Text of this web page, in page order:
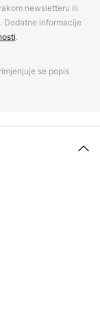
newsletteru ili
. Dodatne informacije
.
se popis